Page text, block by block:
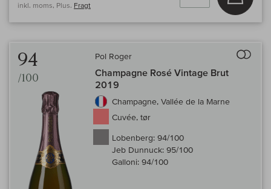
inkl. moms, Plus. Fragt
94
/100
Pol Roger
Champagne Rosé Vintage Brut
2019
Champagne, Vallée de la Marne
Cuvée, tør
Lobenberg: 94/100
Jeb Dunnuck: 95/100
Galloni: 94/100